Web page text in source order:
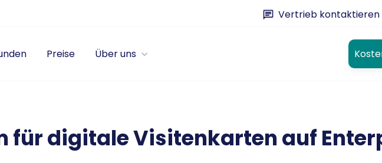
Vertrieb kontaktieren
Preise Über uns
für digitale Visitenkarten auf